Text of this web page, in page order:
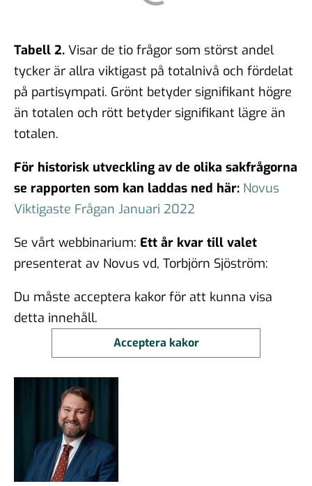
Tabell 2. Visar de tio frågor som störst andel
tycker är allra viktigast på totalnivå och fördelat
på partisympati. Grönt betyder signifikant högre
än totalen och rött betyder signifikant lägre än
totalen.
För historisk utveckling av de olika sakfrågorna
se rapporten som kan laddas ned här: Novus
Viktigaste Frågan Januari 2022
Se vårt webbinarium: Ett år kvar till valet
presenterat av Novus vd, Torbjörn Sjöström:
Du måste acceptera kakor för att kunna visa
detta innehåll.
Acceptera kakor